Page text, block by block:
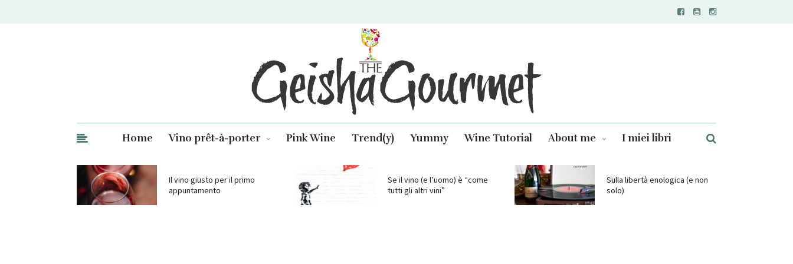
Home Vino prêt-à-porter Pink Wine Trend(y) Yummy Wine Tutorial About me I miei libri
Il vino giusto per il primo
appuntamento
Se il vino (e l’uomo) è “come
tutti gli altri vini”
Sulla libertà enologica (e non
solo)